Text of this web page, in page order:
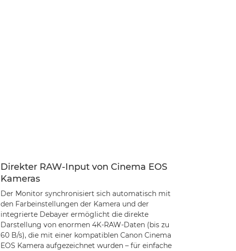
Direkter RAW-Input von Cinema EOS
Kameras
Der Monitor synchronisiert sich automatisch mit
den Farbeinstellungen der Kamera und der
integrierte Debayer ermöglicht die direkte
Darstellung von enormen 4K-RAW-Daten (bis zu
60 B/s), die mit einer kompatiblen Canon Cinema
EOS Kamera aufgezeichnet wurden – für einfache